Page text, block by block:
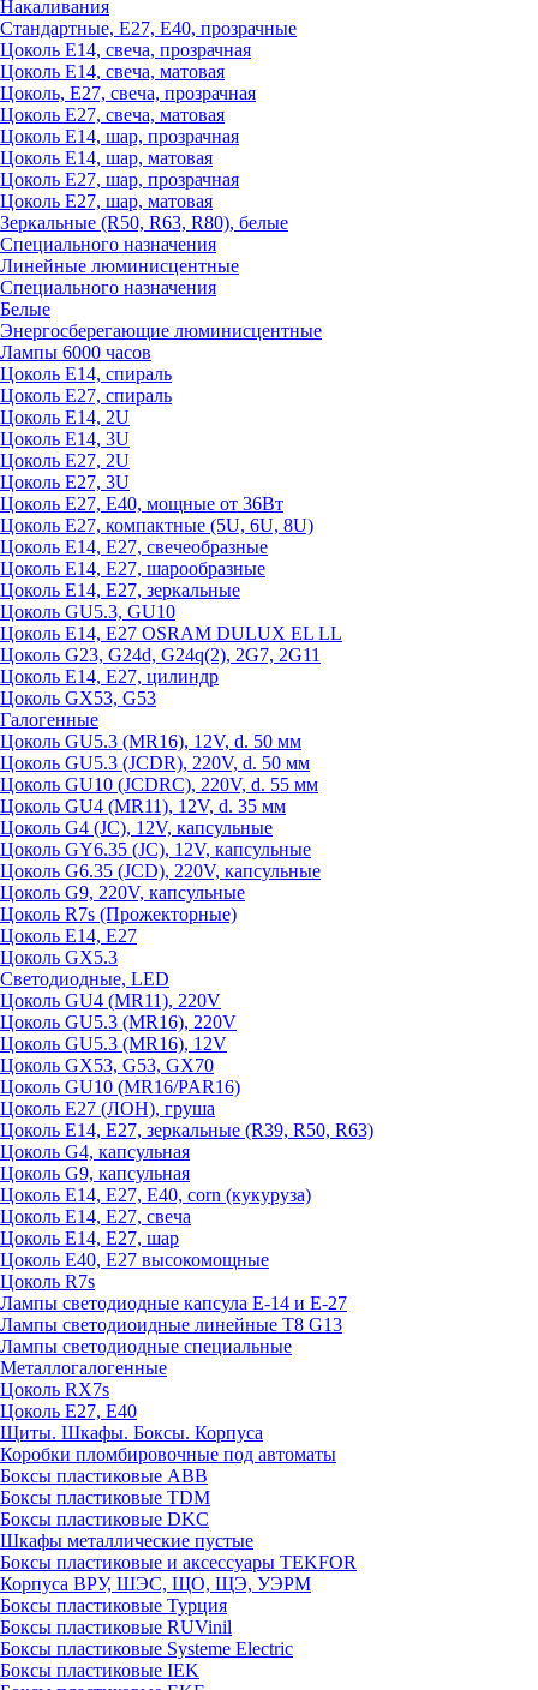
Накаливания
Стандартные, Е27, Е40, прозрачные
Цоколь Е14, свеча, прозрачная
Цоколь Е14, свеча, матовая
Цоколь, Е27, свеча, прозрачная
Цоколь Е27, свеча, матовая
Цоколь Е14, шар, прозрачная
Цоколь Е14, шар, матовая
Цоколь Е27, шар, прозрачная
Цоколь Е27, шар, матовая
Зеркальные (R50, R63, R80), белые
Специального назначения
Линейные люминисцентные
Специального назначения
Белые
Энергосберегающие люминисцентные
Лампы 6000 часов
Цоколь Е14, спираль
Цоколь Е27, спираль
Цоколь Е14, 2U
Цоколь Е14, 3U
Цоколь Е27, 2U
Цоколь Е27, 3U
Цоколь Е27, Е40, мощные от 36Вт
Цоколь Е27, компактные (5U, 6U, 8U)
Цоколь Е14, Е27, свечеобразные
Цоколь Е14, Е27, шарообразные
Цоколь Е14, Е27, зеркальные
Цоколь GU5.3, GU10
Цоколь Е14, Е27 OSRAM DULUX EL LL
Цоколь G23, G24d, G24q(2), 2G7, 2G11
Цоколь Е14, Е27, цилиндр
Цоколь GX53, G53
Галогенные
Цоколь GU5.3 (MR16), 12V, d. 50 мм
Цоколь GU5.3 (JCDR), 220V, d. 50 мм
Цоколь GU10 (JCDRC), 220V, d. 55 мм
Цоколь GU4 (MR11), 12V, d. 35 мм
Цоколь G4 (JC), 12V, капсульные
Цоколь GY6.35 (JC), 12V, капсульные
Цоколь G6.35 (JCD), 220V, капсульные
Цоколь G9, 220V, капсульные
Цоколь R7s (Прожекторные)
Цоколь E14, E27
Цоколь GX5.3
Светодиодные, LED
Цоколь GU4 (MR11), 220V
Цоколь GU5.3 (MR16), 220V
Цоколь GU5.3 (MR16), 12V
Цоколь GX53, G53, GX70
Цоколь GU10 (MR16/PAR16)
Цоколь Е27 (ЛОН), груша
Цоколь Е14, Е27, зеркальные (R39, R50, R63)
Цоколь G4, капсульная
Цоколь G9, капсульная
Цоколь Е14, Е27, Е40, corn (кукуруза)
Цоколь Е14, Е27, свеча
Цоколь Е14, Е27, шар
Цоколь Е40, Е27 высокомощные
Цоколь R7s
Лампы светодиодные капсула Е-14 и Е-27
Лампы светодиоидные линейные T8 G13
Лампы светодиодные специальные
Металлогалогенные
Цоколь RX7s
Цоколь Е27, E40
Щиты. Шкафы. Боксы. Корпуса
Коробки пломбировочные под автоматы
Боксы пластиковые ABB
Боксы пластиковые TDM
Боксы пластиковые DKC
Шкафы металлические пустые
Боксы пластиковые и аксессуары TEKFOR
Корпуса ВРУ, ШЭС, ЩО, ЩЭ, УЭРМ
Боксы пластиковые Турция
Боксы пластиковые RUVinil
Боксы пластиковые Systeme Electric
Боксы пластиковые IEK